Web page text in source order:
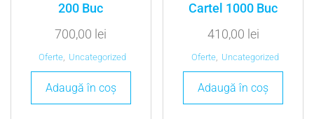
200 Buc
700,00 lei
Oferte, Uncategorized
Adaugă în coș
Cartel 1000 Buc
410,00 lei
Oferte, Uncategorized
Adaugă în coș